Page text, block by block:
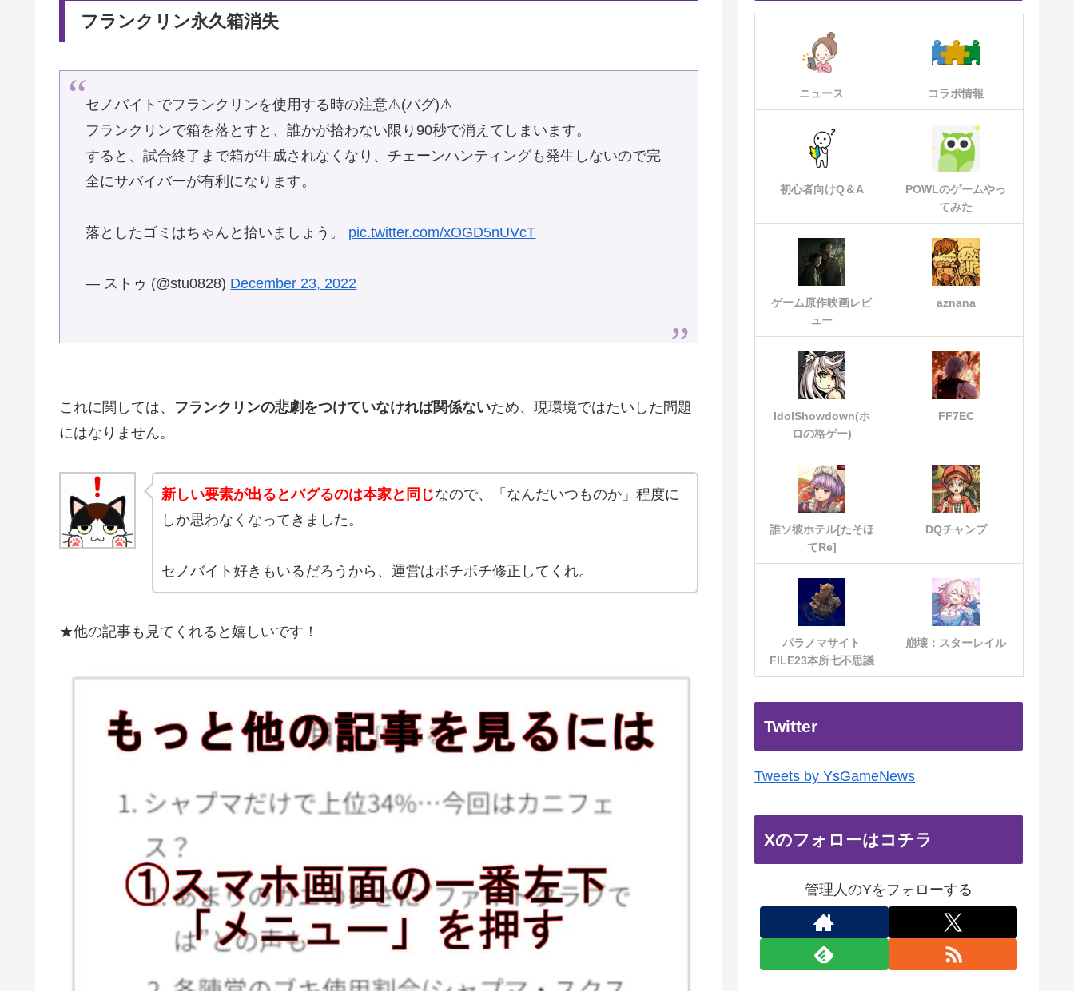
フランクリン永久箱消失
セノバイトでフランクリンを使用する時の注意⚠️(バグ)⚠️
フランクリンで箱を落とすと、誰かが拾わない限り90秒で消えてしまいます。
すると、試合終了まで箱が生成されなくなり、チェーンハンティングも発生しないので完
全にサバイバーが有利になります。
落としたゴミはちゃんと拾いましょう。 pic.twitter.com/xOGD5nUVcT
— ストゥ (@stu0828) December 23, 2022
これに関しては、 フランクリンの悲劇をつけていなければ関係ないため、現環境ではたいした問題
にはなりません。
新しい要素が出るとバグるのは本家と同じなので、「なんだいつものか」程度に
しか思わなくなってきました。
セノバイト好きもいるだろうから、運営はボチボチ修正してくれ。
★他の記事も見てくれると嬉しいです！
ニュース コラボ情報
初心者向けQ＆A
POWLのゲームやっ
てみた
ゲーム原作映画レビ
ュー
aznana
IdolShowdown(ホ
ロの格ゲー)
FF7EC
誰ソ彼ホテル[たそほ
てRe]
DQチャンプ
パラノマサイト
FILE23本所七不思議
崩壊：スターレイル
Twitter
Tweets by YsGameNews
Xのフォローはコチラ
管理人のYをフォローする